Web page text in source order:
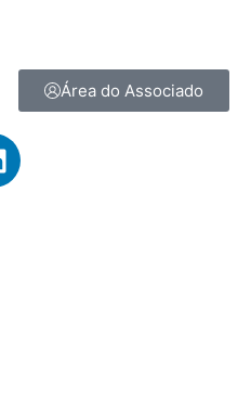
Área do Associado